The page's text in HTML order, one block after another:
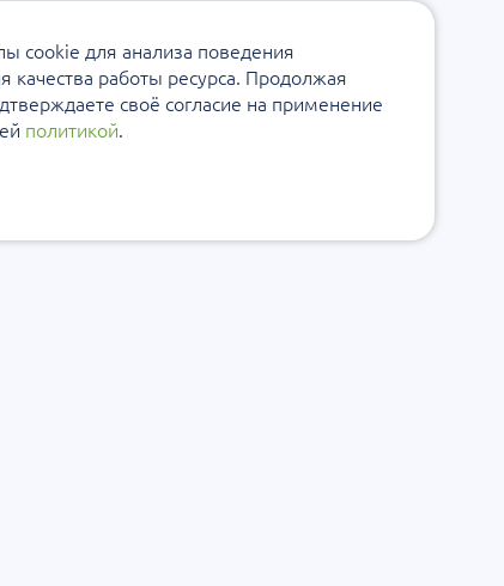
cookie для анализа поведения
работы ресурса. Продолжая
своё согласие на применение
политикой.